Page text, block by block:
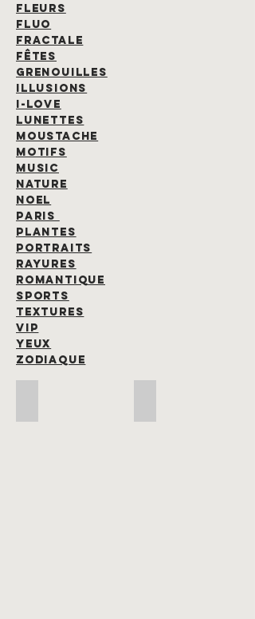
FLEURS
FLUO
FRACTALE
FÊTES
GRENOUILLES
ILLUSIONS
I-LOVE
LUNETTEs
MOUSTACHE
MOTIFS
MUSIC
NATURE
NOEL
PARIS
PLANTES
PORTRAITS
RAYURES
ROMANTIQUE
SPORTS
TEXTURES
VIP
YEUX
ZODIAQUE